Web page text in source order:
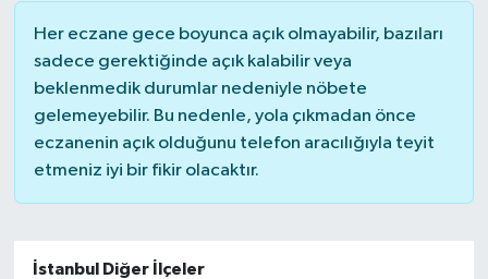
Her eczane gece boyunca açık olmayabilir, bazıları
sadece gerektiğinde açık kalabilir veya
beklenmedik durumlar nedeniyle nöbete
gelemeyebilir. Bu nedenle, yola çıkmadan önce
eczanenin açık olduğunu telefon aracılığıyla teyit
etmeniz iyi bir fikir olacaktır.
İstanbul Diğer İlçeler